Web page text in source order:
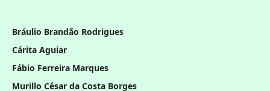
Bráulio Brandão Rodrigues
Cárita Aguiar
Fábio Ferreira Marques
Murillo César da Costa Borges